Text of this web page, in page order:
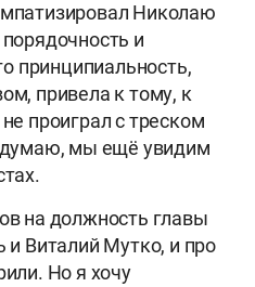
Николаю
и
принципиальность,
привела к тому, к
проиграл с треском
думаю, мы ещё увидим
на должность главы
Виталий Мутко, и про
Но я хочу